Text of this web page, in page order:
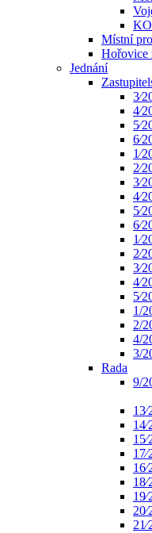
Místní
Hořovice
Jednání
1/
2/
4/
3/
Rada
9/